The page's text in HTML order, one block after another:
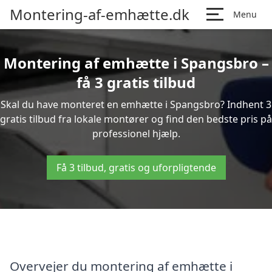
Montering-af-emhætte.dk Menu
Montering af emhætte i Spangsbro –
få 3 gratis tilbud
Skal du have monteret en emhætte i Spangsbro? Indhent 3
gratis tilbud fra lokale montører og find den bedste pris på
professionel hjælp.
Få 3 tilbud, gratis og uforpligtende
Overvejer du montering af emhætte i